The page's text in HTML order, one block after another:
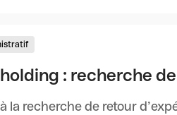
: recherche
la recherche de retour